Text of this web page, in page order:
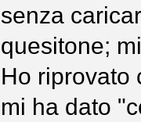
senza
quesitone;
Ho riprovato
mi ha dato